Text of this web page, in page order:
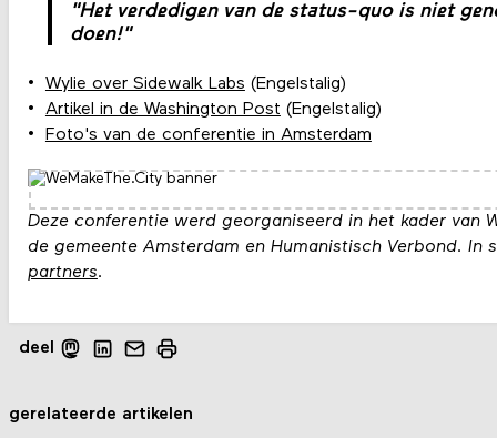
"Het verdedigen van de status-quo is niet
doen!"
Wylie over Sidewalk Labs (Engelstalig)
Artikel in de Washington Post (Engelstalig)
Foto's van de conferentie in Amsterdam
Deze conferentie werd georganiseerd in het kader van
de gemeente Amsterdam en Humanistisch Verbond. In
partners.
deel
gerelateerde artikelen